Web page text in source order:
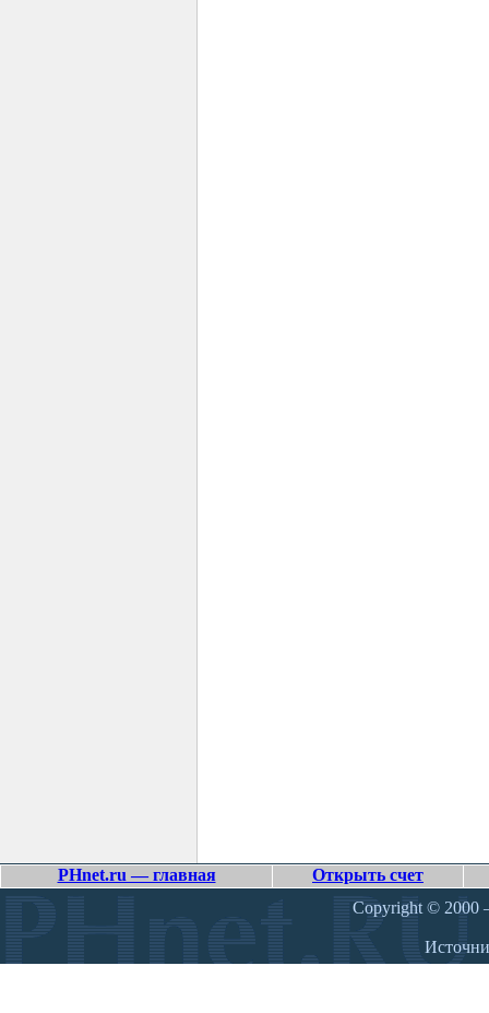
PHnet.ru — главная
Открыть счет
Copyright © 2000